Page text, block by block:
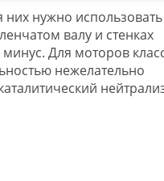
нужно использовать
валу и стенках
Для моторов
нежелательно